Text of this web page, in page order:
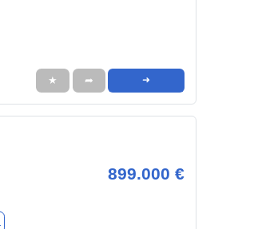
★ ➦ ➜
899.000 €